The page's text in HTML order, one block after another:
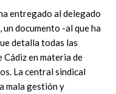
entregado al delegado
documento -al que ha
detalla todas las
en materia de
La central sindical
mala gestión y